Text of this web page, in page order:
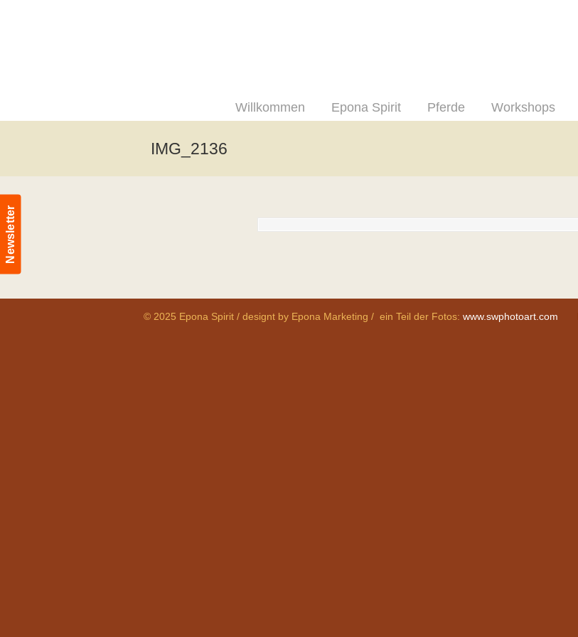
Newsletter
Willkommen Epona Spirit Pferde Workshops
IMG_2136
© 2025 Epona Spirit / designt by Epona Marketing / ein Teil der Fotos: www.swphotoart.com